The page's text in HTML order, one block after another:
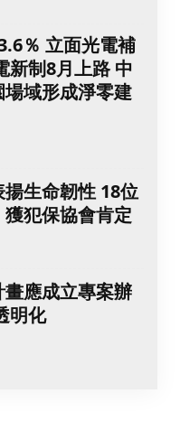
％ 立面光電補
新制8月上路 中
域形成淨零建
生命韌性 18位
獲犯保協會肯定
應成立專案辦
明化